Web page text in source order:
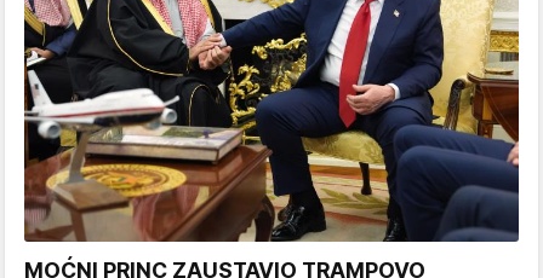
MOĆNI PRINC ZAUSTAVIO TRAMPOVO